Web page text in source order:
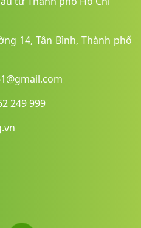
14, Tân Bình, Thành phố
249 999